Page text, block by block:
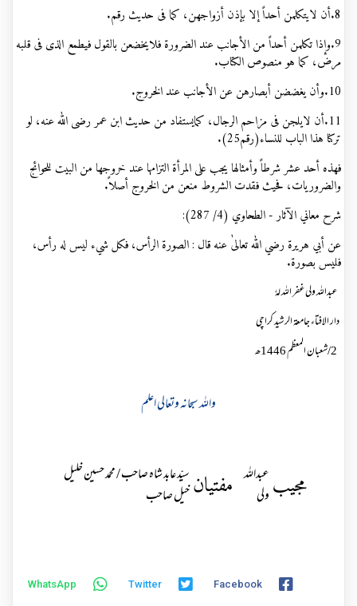
8.أن لایتکلمن أحداً إلا بإذن أزواجهن، کما فی حدیث رقم
.
9.وإذا تکلمن أحداً من الأجانب عند الضرورة فلایخضعن بالقول فیطمع الذی فی قلبه
مرض، کما هو منصوص الکتاب.
10.وأن يغضضن أبصارهن عن الأجانب عند الخروج.
11.أن لایلجن فی مزاحم الرجال، کمایستفاد من حدیث ابن عمر رضی الله عنه، لو
ترکنا هذا الباب للنساء(رقم25).
فهذه أحد عشر شرطاً وأمثالها یجب علی المرأة التزامها عند خروجها من البیت للحوائج
والضروریات، فحیث فقدت الشروط منعن من الخروج أصلاً.
شرح معاني الآثار - الطحاوي (4/ 287):
عن أبي هريرة رضي الله تعالیٰ عنه قال : الصورة الرأس، فكل شيء ليس له رأس،
فليس بصورة.
عبداللہ ولی غفر اللہ لہٗ
دار الافتاء جامعۃ الرشید کراچی
2/شعبان المعظم 1446ھ
واللہ سبحانہ وتعالی اعلم
مجیب عبداللہ
ولی
مفتیان سیّد عابد شاہ صاحب / محمد حسین خلیل
خیل صاحب
Facebook
Twitter
WhatsApp